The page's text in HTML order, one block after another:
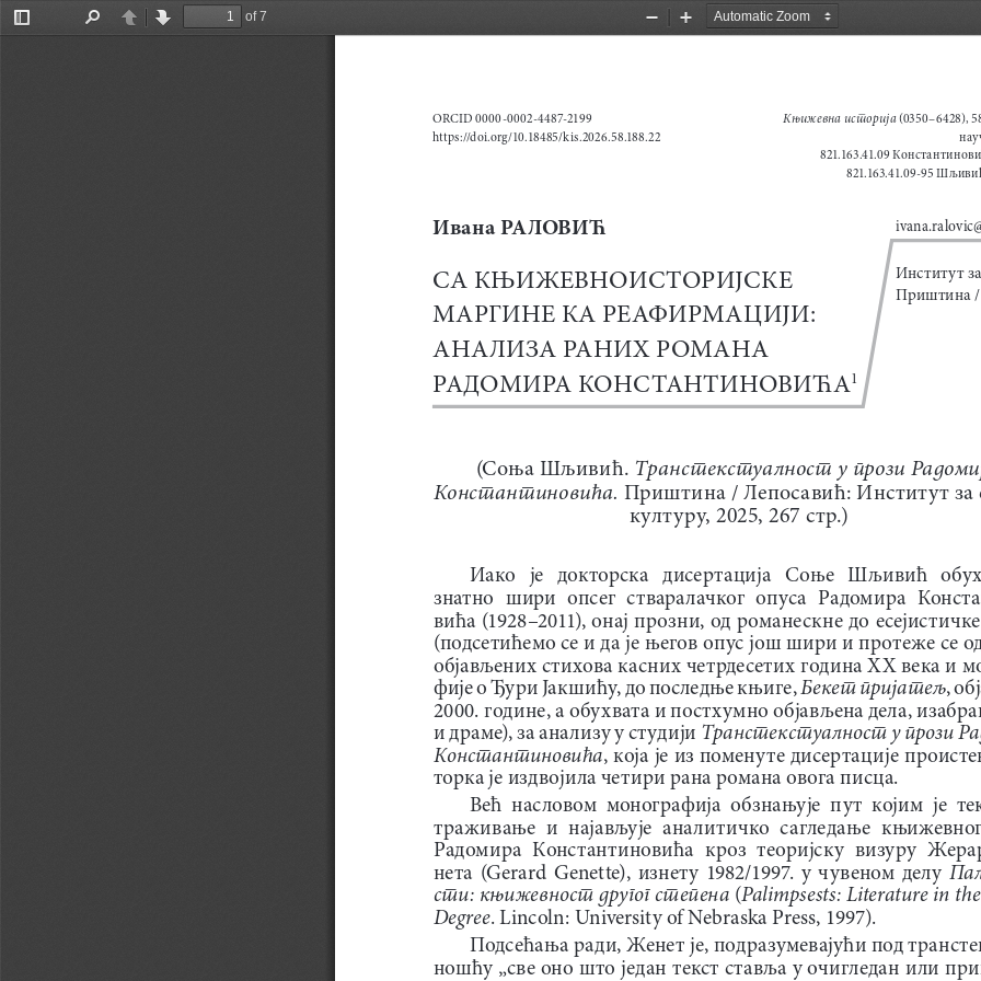
Toggle
PreviousNext
of 7
Zoom
Zoom
(Соња Шљивић. Транстекстуалност у прози
Константиновића. Приштина / Лепосавић: Институт за
културу, 2025, 267 стр.)
Иако   је   докторска   дисертација   Соње   Шљивић
знатно  шири  опсег  стваралачког  опуса  Радомира
вића (1928–2011), онај прозни, од романескне до
(подсетићемо се и да је његов опус још шири и протеже се
објављених стихова касних четрдесетих година ХХ века и
фије о Ђури Јакшићу, до последње књиге, бекет пријатељ,
2000. године, а обухвата и постхумно објављена дела,
и драме), за анализу у студији Транстекстуалност у прози
Константиновића, која је из поменуте дисертације
торка је издвојила четири рана романа овога писца.
Већ  насловом  монографија  обзнањује  пут  којим  је
траживање  и  најављује  aналитичко  сагледање
Радомира  Константиновића  кроз  теоријску  визуру
нета  (Gerard  Genette),  изнету  1982/1997.  у  чувеном  делу
сти: књижевност другог степена (Palimpsests: Literature in
Degree. Lincoln: University of Nebraska Press, 1997).
Подсећања ради, Женет је, подразумевајући под
ношћу „све оно што један текст ставља у очигледан или
Институт
Приштина /
ивана РА ЛоВи ћ
СА КЊИЖЕВНОИСТОРИЈСКЕ
МАРГИНЕ КА РЕАФИРМАЦИЈИ:
АНАЛИЗА РАНИХ РОМАНА
РАДОМИРА КОНСТАНТИНОВИЋА 1
Књижевна историја (0350–6428),
821.163.41.09
821.163.41.09-95
orCID 0000-0002-4487-2199
https://doi.org/10.18485/kis.2026.58.188.22